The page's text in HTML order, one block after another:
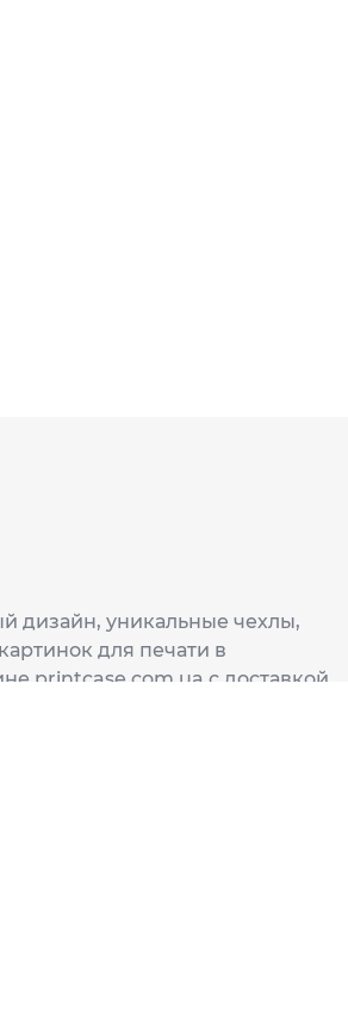
дизайн, уникальные чехлы,
для печати в
printcase.com.ua с доставкой